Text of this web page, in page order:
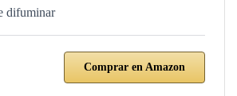
difuminar
Comprar en Amazon